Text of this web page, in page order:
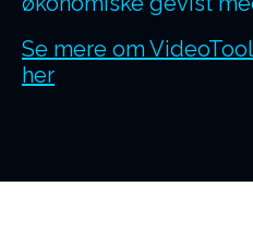
Se mere om
her